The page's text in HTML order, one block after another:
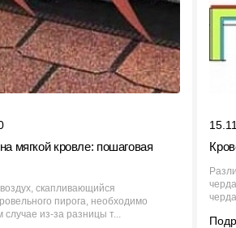
мягкой кровле: пошаговая
скапливающийся
пирога, необходимо
из-за разницы т...